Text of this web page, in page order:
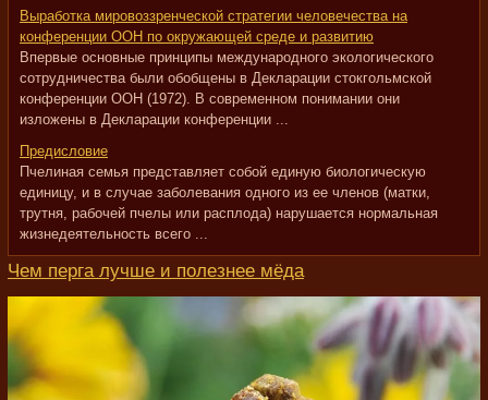
Выработка мировоззренческой стратегии человечества на
конференции ООН по окружающей среде и развитию
Впервые основные принципы международного экологического
сотрудничества были обобщены в Декларации стокгольмской
конференции ООН (1972). В современном понимании они
изложены в Декларации конференции ...
Предисловие
Пчелиная семья представляет собой единую биологическую
единицу, и в случае заболевания одного из ее членов (матки,
трутня, рабочей пчелы или расплода) нарушается нормальная
жизнедеятельность всего ...
Чем перга лучше и полезнее мёда